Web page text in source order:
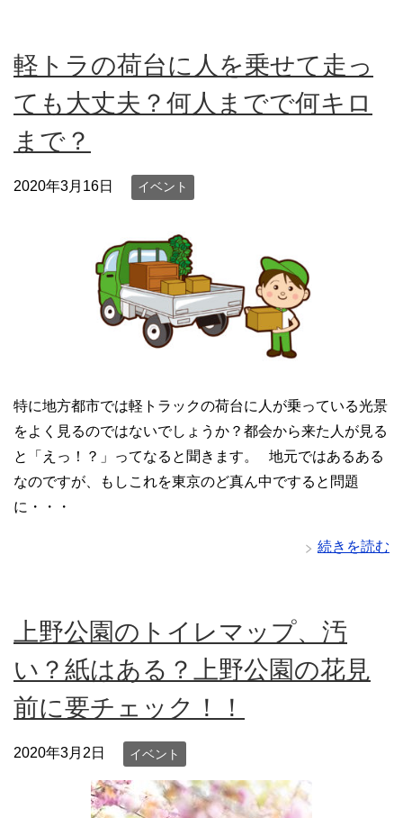
軽トラの荷台に人を乗せて走っ
ても大丈夫？何人までで何キロ
まで？
2020年3月16日 イベント
特に地方都市では軽トラックの荷台に人が乗っている光景
をよく見るのではないでしょうか？都会から来た人が見る
と「えっ！？」ってなると聞きます。 地元ではあるある
なのですが、もしこれを東京のど真ん中ですると問題
に・・・
続きを読む
上野公園のトイレマップ、汚
い？紙はある？上野公園の花見
前に要チェック！！
2020年3月2日 イベント